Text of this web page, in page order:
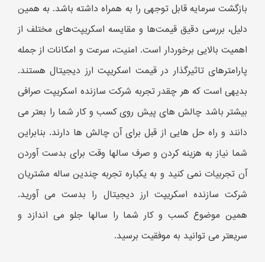
بازگشت سرمایه قابل توجهی را به همراه داشته باشد. به همین
دلیل، بررسی دقیق قیمت‌ها و مقایسه اسکریپت‌های مختلف از
اهمیت بالایی برخوردار است. امنیت، سرعت و امکانات از جمله
پارامترهای تاثیرگذار در قیمت اسکریپت ارز دیجیتال هستند.
بدیهی است که هر چقدر تجربه شرکت سازنده اسکریپت صرافی
بیشتر باشد چالش های پیش روی کسب و کار شما را بعتر می
دانند و راه حل هایی از قبل برای آن چالش ها دارند. بنابراین
شما نیاز به هزینه کردن و صرف سالها وقت برای بدست آوردن
آن تجربیات نمی کنید و به یکباره تجربه چندین ساله مشتریان
شرکت سازنده اسکریپت ارز دیجیتال را بدست می آورید.
همین موضوع کسب و کار شما را سالها جلو می اندازد و
سریعتر می توانید به موفقیت برسید.